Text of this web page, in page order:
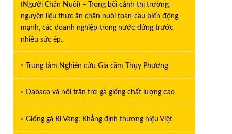
(Người Chăn Nuôi) – Trong bối cảnh thị trường
nguyên liệu thức ăn chăn nuôi toàn cầu biến động
mạnh, các doanh nghiệp trong nước đứng trước
nhiều sức ép..
Trung tâm Nghiên cứu Gia cầm Thụy Phương
Dabaco và nỗi trăn trở gà giống chất lượng cao
Giống gà Ri Vàng: Khẳng định thương hiệu Việt